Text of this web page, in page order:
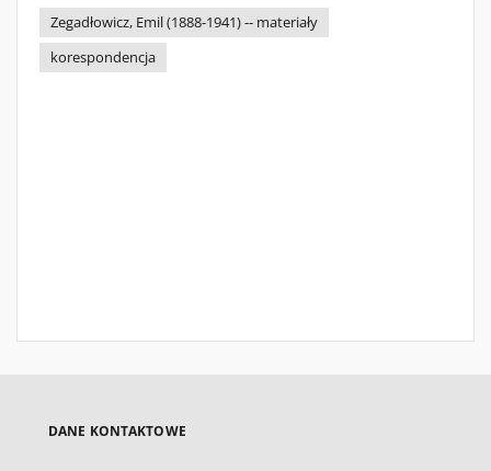
Zegadłowicz, Emil (1888-1941) -- materiały
korespondencja
DANE KONTAKTOWE